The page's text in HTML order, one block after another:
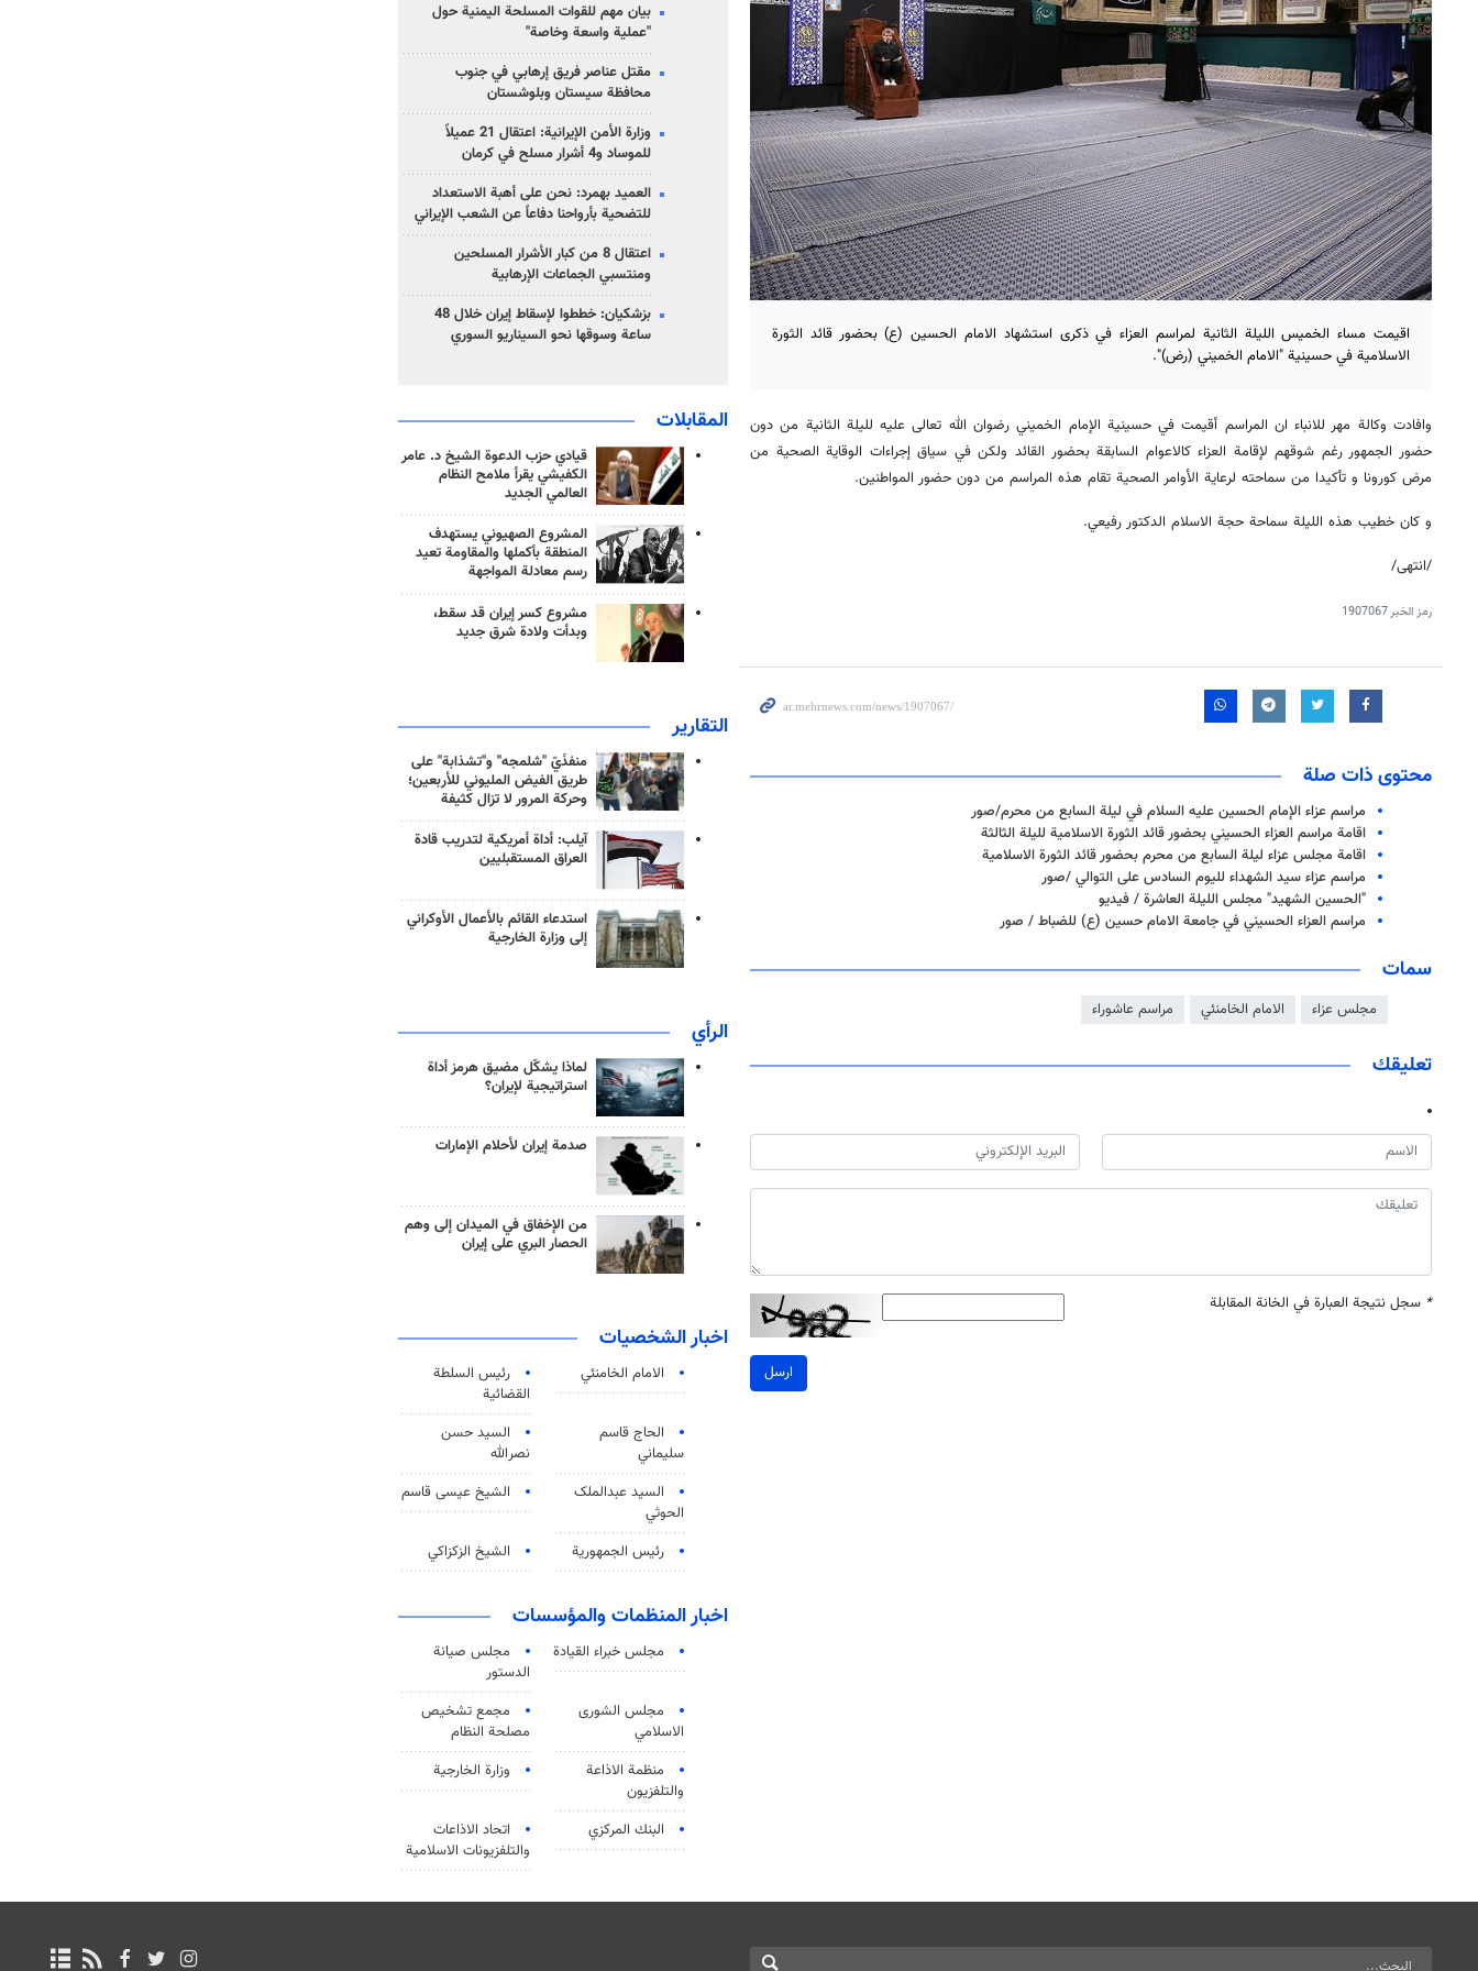
اقيمت مساء الخميس الليلة الثانية لمراسم العزاء في ذكرى استشهاد الامام الحسين (ع) بحضور قائد الثورة
الاسلامية في حسينية "الامام الخميني (رض)".
وافادت وكالة مهر للانباء ان المراسم أقيمت في حسينية الإمام الخميني رضوان الله تعالى عليه لليلة الثانية من دون
حضور الجمهور رغم شوقهم لإقامة العزاء كالاعوام السابقة بحضور القائد ولكن في سياق إجراءات الوقاية الصحية من
مرض كورونا و تأكيدا من سماحته لرعاية الأوامر الصحية تقام هذه المراسم من دون حضور المواطنين.
و كان خطيب هذه الليلة سماحة حجة الاسلام الدكتور رفيعي.
/انتهى/
رمز الخبر1907067
محتوى ذات صلة
مراسم عزاء الإمام الحسين عليه السلام في ليلة السابع من محرم/صور
اقامة مراسم العزاء الحسيني بحضور قائد الثورة الاسلامية للیلة الثالثة
اقامة مجلس عزاء ليلة السابع من محرم بحضور قائد الثورة الاسلامية
مراسم عزاء سيد الشهداء لليوم السادس على التوالي /صور
"الحسين الشهيد" مجلس الليلة العاشرة / فيديو
مراسم العزاء الحسيني في جامعة الامام حسين (ع) للضباط / صور
سمات
مجلس عزاء الامام الخامنئي مراسم عاشوراء
تعليقك
* سجل نتيجة العبارة في الخانة المقابلة
ارسل
بيان مهم للقوات المسلحة اليمنية حول
"عملية واسعة وخاصة"
مقتل عناصر فريق إرهابي في جنوب
محافظة سيستان وبلوشستان
وزارة الأمن الإيرانية: اعتقال 21 عميلاً
للموساد و4 أشرار مسلح في كرمان
العميد بهمرد: نحن على أهبة الاستعداد
للتضحية بأرواحنا دفاعاً عن الشعب الإيراني
اعتقال 8 من كبار الأشرار المسلحين
ومنتسبي الجماعات الإرهابية
بزشكيان: خططوا لإسقاط إيران خلال 48
ساعة وسوقها نحو السيناريو السوري
المقابلات
قيادي حزب الدعوة الشيخ د. عامر
الكفيشي يقرأ ملامح النظام
العالمي الجديد
المشروع الصهيوني يستهدف
المنطقة بأكملها والمقاومة تعيد
رسم معادلة المواجهة
مشروع كسر إيران قد سقط،
وبدأت ولادة شرق جديد
التقارير
منفذَيّ "شلمجه" و"تشذابة" على
طريق الفيض المليوني للأربعين؛
وحركة المرور لا تزال كثيفة
آيلب: أداة أمريكية لتدريب قادة
العراق المستقبليين
استدعاء القائم بالأعمال الأوكراني
إلى وزارة الخارجية
الرأي
لماذا يشكّل مضيق هرمز أداة
استراتيجية لإيران؟
صدمة إيران لأحلام الإمارات
من الإخفاق في الميدان إلى وهم
الحصار البري على إيران
اخبار الشخصيات
الامام الخامنئي
رئیس السلطة
القضائیة
الحاج قاسم
سليماني
السيد حسن
نصرالله
السید عبدالملک
الحوثي
الشيخ عيسى قاسم
رئيس الجمهورية الشيخ الزكزاكي
اخبار المنظمات والمؤسسات
مجلس خبراء القيادة
مجلس صيانة
الدستور
مجلس الشورى
الاسلامي
مجمع تشخيص
مصلحة النظام
منظمة الاذاعة
والتلفزیون
وزارة الخارجية
البنك المركزي
اتحاد الاذاعات
والتلفزيونات الاسلامية